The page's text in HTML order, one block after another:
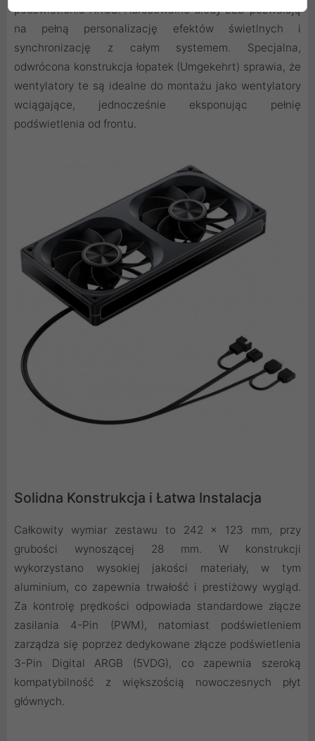
podświetlenia ARGB. Adresowalne diody LED pozwalają
na pełną personalizację efektów świetlnych i
synchronizację z całym systemem. Specjalna,
odwrócona konstrukcja łopatek (Umgekehrt) sprawia, że
wentylatory te są idealne do montażu jako wentylatory
wciągające, jednocześnie eksponując pełnię
podświetlenia od frontu.
Solidna Konstrukcja i Łatwa Instalacja
Całkowity wymiar zestawu to 242 x 123 mm, przy
grubości wynoszącej 28 mm. W konstrukcji
wykorzystano wysokiej jakości materiały, w tym
aluminium, co zapewnia trwałość i prestiżowy wygląd.
Za kontrolę prędkości odpowiada standardowe złącze
zasilania 4-Pin (PWM), natomiast podświetleniem
zarządza się poprzez dedykowane złącze podświetlenia
3-Pin Digital ARGB (5VDG), co zapewnia szeroką
kompatybilność z większością nowoczesnych płyt
głównych.